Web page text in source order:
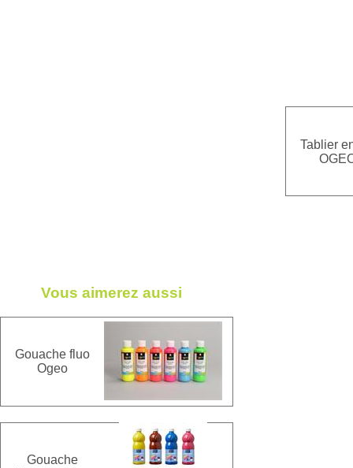
Tablier
Vous aimerez aussi
Gouache fluo
Ogeo
Gouache